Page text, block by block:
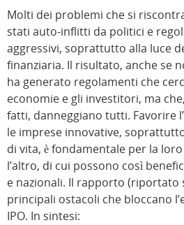
Molti dei problemi che si
stati auto-inflitti da politici e
aggressivi, soprattutto alla luce
finanziaria. Il risultato, anche se
ha generato regolamenti che
economie e gli investitori, ma
fatti, danneggiano tutti. Favorire
le imprese innovative,
di vita, è fondamentale per la
l’altro, di cui possono così
e nazionali. Il rapporto (riportato
principali ostacoli che bloccano
IPO. In sintesi: